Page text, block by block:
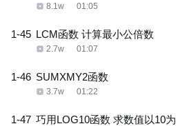
8.1w 01:05
1-45 LCM函数 计算最小公倍数
2.7w 01:07
1-46 SUMXMY2函数
3.7w 01:22
1-47 巧用LOG10函数 求数值以10为